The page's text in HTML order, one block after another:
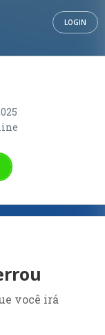
LOGIN
você irá